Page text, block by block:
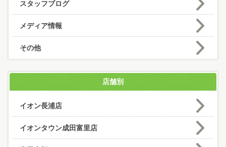
スタッフブログ
メディア情報
その他
店舗別
イオン長浦店
イオンタウン成田富里店